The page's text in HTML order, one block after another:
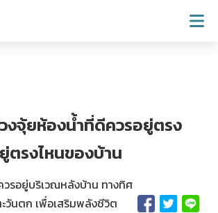
จุ้ยห้องน้ำที่ดีควรอยู่ตรง
ตรงไหนของบ้าน
รอยู่บริเวณหลังบ้าน ทางทิศ
วันตก เพื่อเสริมพลังชีวิต